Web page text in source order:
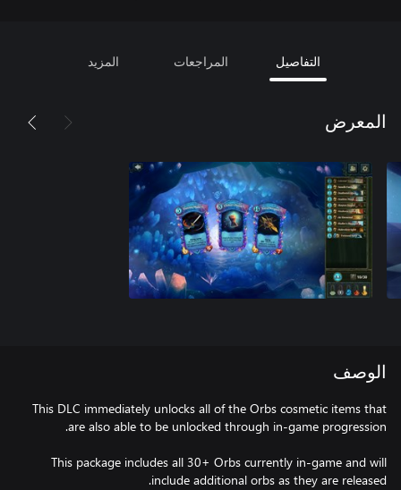
التفاصيل المراجعات المزيد
المعرض
الوصف
This DLC immediately unlocks all of the Orbs cosmetic items that
This package includes all 30+ Orbs currently in-game and will